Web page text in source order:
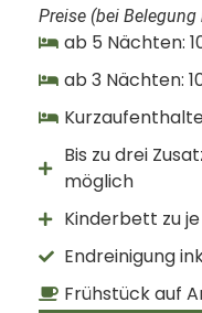
Preise (bei
ab 5 Nächten:
ab 3 Nächten:
Bis zu drei
möglich
Kinderbett zu
Endreinigung
Frühstück auf